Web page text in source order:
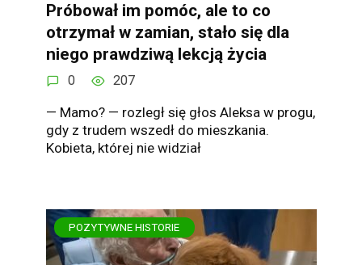
Próbował im pomóc, ale to co
otrzymał w zamian, stało się dla
niego prawdziwą lekcją życia
0 207
— Mamo? — rozległ się głos Aleksa w progu,
gdy z trudem wszedł do mieszkania.
Kobieta, której nie widział
POZYTYWNE HISTORIE